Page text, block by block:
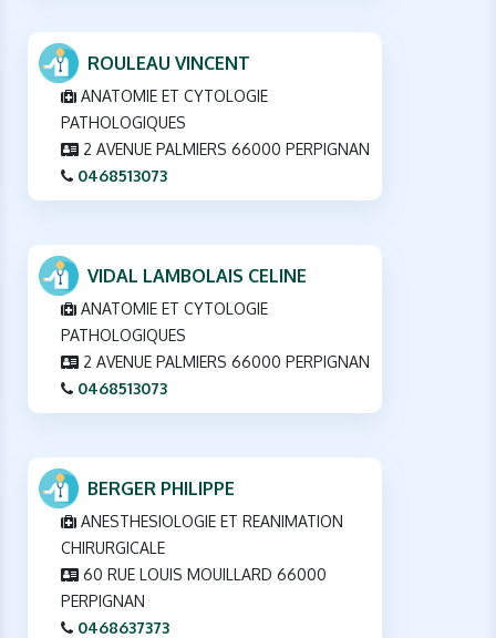
ROULEAU VINCENT
ANATOMIE ET CYTOLOGIE
PATHOLOGIQUES
2 AVENUE PALMIERS 66000 PERPIGNAN
0468513073
VIDAL LAMBOLAIS CELINE
ANATOMIE ET CYTOLOGIE
PATHOLOGIQUES
2 AVENUE PALMIERS 66000 PERPIGNAN
0468513073
BERGER PHILIPPE
ANESTHESIOLOGIE ET REANIMATION
CHIRURGICALE
60 RUE LOUIS MOUILLARD 66000
PERPIGNAN
0468637373